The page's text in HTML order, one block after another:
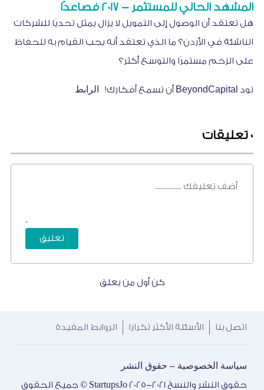
المشهد الحالي للمستثمر - 2017 فصاعدًا
هل تعتقد أن الوصول إلى التمويل لا يزال يمثل تحديًا للشركات
الناشئة في الأردن؟ ما الذي تعتقد أنه يجب القيام به للحفاظ
على الزخم مستمرًا والتوسع أكثر؟
تود BeyondCapital أن تسمع أفكارك! الرابط
0 تعليقات
كن أول من يعلق
اتصل بنا الأسئلة الأكثر تكرارا الروابط المفيدة
سياسة الخصوصية - حقوق النشر
حقوق النشر والنسخ 2021-2025 StartupsJo © جميع الحقوق